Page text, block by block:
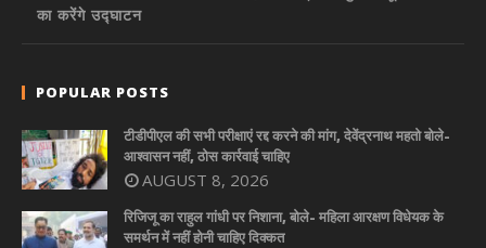
का करेंगे उद्घाटन
POPULAR POSTS
टीडीपीएल की सभी परीक्षाएं रद्द करने की मांग, देवेंद्रनाथ महतो बोले-
आश्वासन नहीं, ठोस कार्रवाई चाहिए
AUGUST 8, 2026
रिजिजू का राहुल गांधी पर निशाना, बोले- महिला आरक्षण विधेयक के
समर्थन में नहीं होनी चाहिए दिक्कत